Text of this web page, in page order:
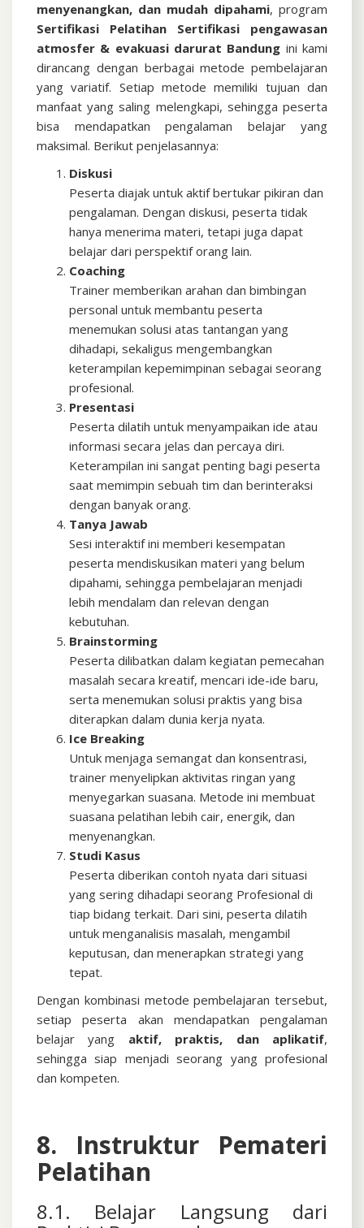
menyenangkan, dan mudah dipahami, program
Sertifikasi Pelatihan Sertifikasi pengawasan
atmosfer & evakuasi darurat Bandung ini kami
dirancang dengan berbagai metode pembelajaran
yang variatif. Setiap metode memiliki tujuan dan
manfaat yang saling melengkapi, sehingga peserta
bisa mendapatkan pengalaman belajar yang
maksimal. Berikut penjelasannya:
Diskusi
Peserta diajak untuk aktif bertukar pikiran dan
pengalaman. Dengan diskusi, peserta tidak
hanya menerima materi, tetapi juga dapat
belajar dari perspektif orang lain.
Coaching
Trainer memberikan arahan dan bimbingan
personal untuk membantu peserta
menemukan solusi atas tantangan yang
dihadapi, sekaligus mengembangkan
keterampilan kepemimpinan sebagai seorang
profesional.
Presentasi
Peserta dilatih untuk menyampaikan ide atau
informasi secara jelas dan percaya diri.
Keterampilan ini sangat penting bagi peserta
saat memimpin sebuah tim dan berinteraksi
dengan banyak orang.
Tanya Jawab
Sesi interaktif ini memberi kesempatan
peserta mendiskusikan materi yang belum
dipahami, sehingga pembelajaran menjadi
lebih mendalam dan relevan dengan
kebutuhan.
Brainstorming
Peserta dilibatkan dalam kegiatan pemecahan
masalah secara kreatif, mencari ide-ide baru,
serta menemukan solusi praktis yang bisa
diterapkan dalam dunia kerja nyata.
Ice Breaking
Untuk menjaga semangat dan konsentrasi,
trainer menyelipkan aktivitas ringan yang
menyegarkan suasana. Metode ini membuat
suasana pelatihan lebih cair, energik, dan
menyenangkan.
Studi Kasus
Peserta diberikan contoh nyata dari situasi
yang sering dihadapi seorang Profesional di
tiap bidang terkait. Dari sini, peserta dilatih
untuk menganalisis masalah, mengambil
keputusan, dan menerapkan strategi yang
tepat.
Dengan kombinasi metode pembelajaran tersebut,
setiap peserta akan mendapatkan pengalaman
belajar yang aktif, praktis, dan aplikatif,
sehingga siap menjadi seorang yang profesional
dan kompeten.
8. Instruktur Pemateri
Pelatihan
8.1. Belajar Langsung dari